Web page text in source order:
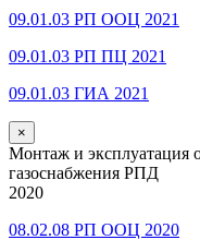
09.01.03 РП ООЦ 2021
09.01.03 РП ПЦ 2021
09.01.03 ГИА 2021
×
Монтаж и эксплуатация
газоснабжения РПД
2020
08.02.08 РП ООЦ 2020